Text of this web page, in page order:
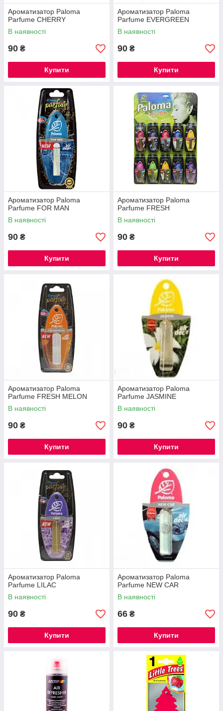
Ароматизатор Paloma
Parfume CHERRY
В наявності
90 ₴
Купити
Ароматизатор Paloma
Parfume EVERGREEN
В наявності
90 ₴
Купити
Ароматизатор Paloma
Parfume FOR MAN
В наявності
90 ₴
Купити
Ароматизатор Paloma
Parfume FRESH
В наявності
90 ₴
Купити
Ароматизатор Paloma
Parfume FRESH MELON
В наявності
90 ₴
Купити
Ароматизатор Paloma
Parfume JASMINE
В наявності
90 ₴
Купити
Ароматизатор Paloma
Parfume LILAC
В наявності
90 ₴
Купити
Ароматизатор Paloma
Parfume NEW CAR
В наявності
66 ₴
Купити